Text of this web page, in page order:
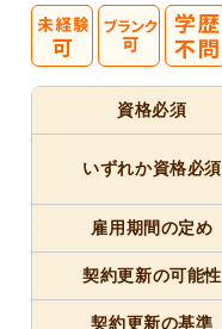
資格必須
いずれか資格必須
雇用期間の定め
契約更新の可能性
契約更新の基準